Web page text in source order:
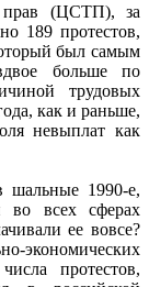
прав (ЦСТП), за
189 протестов,
был самым
больше по
трудовых
как и раньше,
невыплат как
шальные 1990-е,
во всех сферах
ее вовсе?
экономических
протестов,